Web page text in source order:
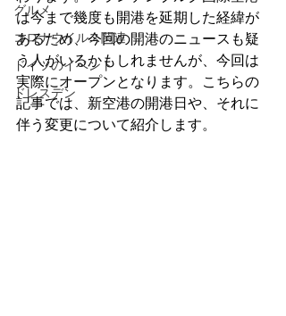
グルメ
コロナウイルス関連
ドイツのイベント
ドレスデン
は今まで幾度も開港を延期した経緯が
あるため、今回の開港のニュースも疑
う人がいるかもしれませんが、今回は
実際にオープンとなります。こちらの
記事では、新空港の開港日や、それに
伴う変更について紹介します。